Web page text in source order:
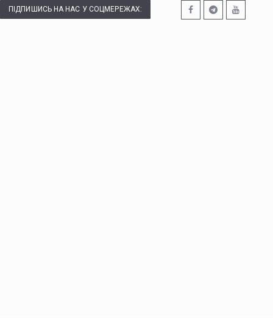
ПІДПИШИСЬ НА НАС У СОЦМЕРЕЖАХ: